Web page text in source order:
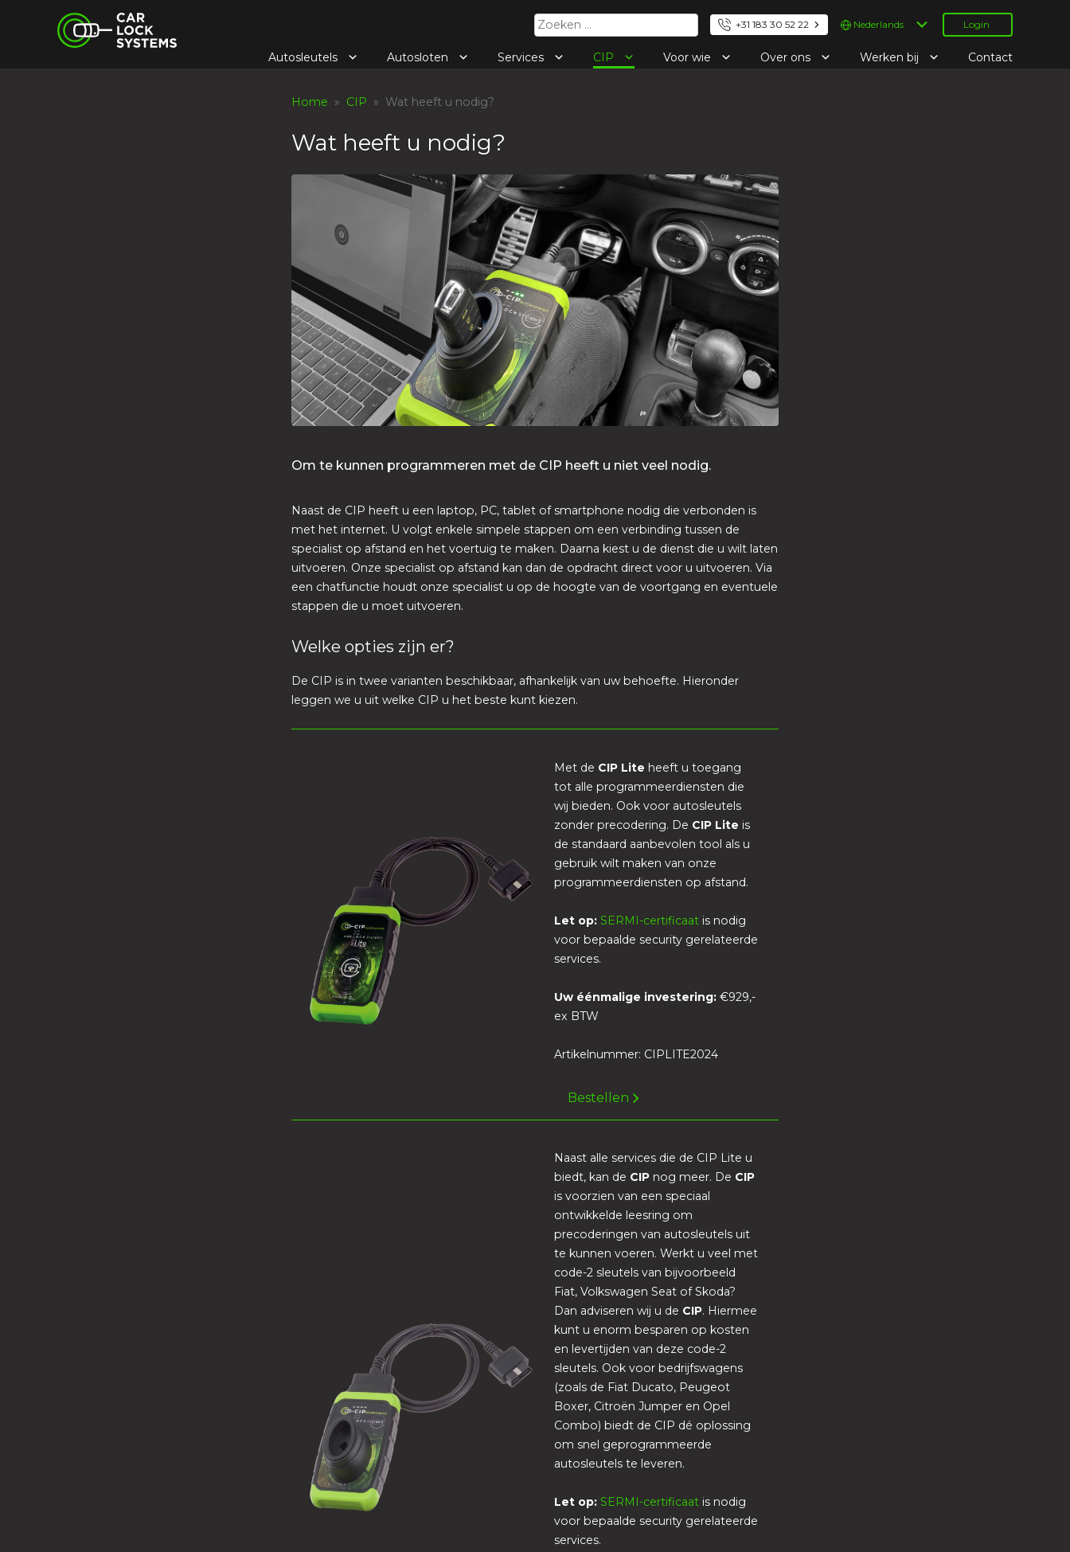
Car Lock Systems
Zoeken
naar:
+31 183 30 52 22
Kies
een
Login
Autosleutels Autosloten Services CIP Voor wie Over ons Werken bij Contact
Home » CIP » Wat heeft u nodig?
Wat heeft u nodig?
Om te kunnen programmeren met de CIP heeft u niet veel nodig.
Naast de CIP heeft u een laptop, PC, tablet of smartphone nodig die verbonden is
met het internet. U volgt enkele simpele stappen om een verbinding tussen de
specialist op afstand en het voertuig te maken. Daarna kiest u de dienst die u wilt laten
uitvoeren. Onze specialist op afstand kan dan de opdracht direct voor u uitvoeren. Via
een chatfunctie houdt onze specialist u op de hoogte van de voortgang en eventuele
stappen die u moet uitvoeren.
Welke opties zijn er?
De CIP is in twee varianten beschikbaar, afhankelijk van uw behoefte. Hieronder
leggen we u uit welke CIP u het beste kunt kiezen.
Met de CIP Lite heeft u toegang
tot alle programmeerdiensten die
wij bieden. Ook voor autosleutels
zonder precodering. De CIP Lite is
de standaard aanbevolen tool als u
gebruik wilt maken van onze
programmeerdiensten op afstand.
Let op: SERMI-certificaat is nodig
voor bepaalde security gerelateerde
services.
Uw éénmalige investering:€929,-
ex BTW
Artikelnummer: CIPLITE2024
Bestellen
Naast alle services die de CIP Lite u
biedt, kan de CIP nog meer. De CIP
is voorzien van een speciaal
ontwikkelde leesring om
precoderingen van autosleutels uit
te kunnen voeren. Werkt u veel met
code-2 sleutels van bijvoorbeeld
Fiat, Volkswagen Seat of Skoda?
Dan adviseren wij u de CIP. Hiermee
kunt u enorm besparen op kosten
en levertijden van deze code-2
sleutels. Ook voor bedrijfswagens
(zoals de Fiat Ducato, Peugeot
Boxer, Citroën Jumper en Opel
Combo) biedt de CIP dé oplossing
om snel geprogrammeerde
autosleutels te leveren.
Let op: SERMI-certificaat is nodig
voor bepaalde security gerelateerde
services.